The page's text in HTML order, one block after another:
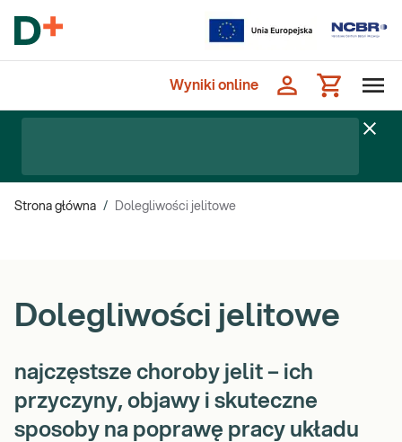
Wyniki online
Strona główna / Dolegliwości jelitowe
Dolegliwości jelitowe
najczęstsze choroby jelit – ich
przyczyny, objawy i skuteczne
sposoby na poprawę pracy układu